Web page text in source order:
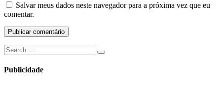
Salvar meus dados neste navegador para a próxima vez que eu
comentar.
Search
for:
Search
Publicidade